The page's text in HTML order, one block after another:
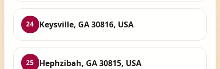
24 Keysville, GA 30816, USA
25 Hephzibah, GA 30815, USA